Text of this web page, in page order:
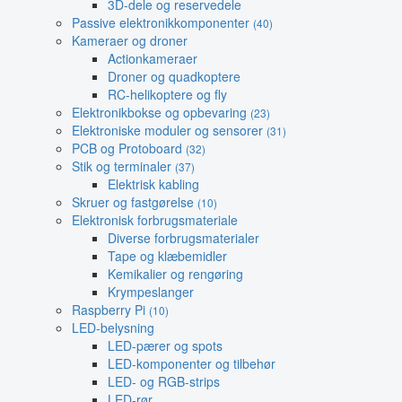
3D-dele og reservedele
Passive elektronikkomponenter (40)
Kameraer og droner
Actionkameraer
Droner og quadkoptere
RC-helikoptere og fly
Elektronikbokse og opbevaring (23)
Elektroniske moduler og sensorer (31)
PCB og Protoboard (32)
Stik og terminaler (37)
Elektrisk kabling
Skruer og fastgørelse (10)
Elektronisk forbrugsmateriale
Diverse forbrugsmaterialer
Tape og klæbemidler
Kemikalier og rengøring
Krympeslanger
Raspberry Pi (10)
LED-belysning
LED-pærer og spots
LED-komponenter og tilbehør
LED- og RGB-strips